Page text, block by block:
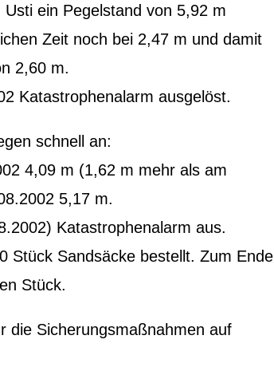
ein Pegelstand von 5,92 m
Zeit noch bei 2,47 m und damit
2,60 m.
Katastrophenalarm ausgelöst.
schnell an:
4,09 m (1,62 m mehr als am
5,17 m.
Katastrophenalarm aus.
Stück Sandsäcke bestellt. Zum Ende
Stück.
die Sicherungsmaßnahmen auf